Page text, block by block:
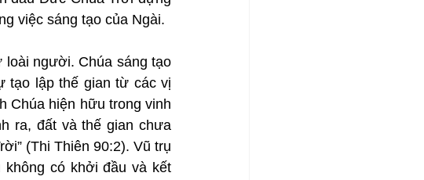
việc sáng tạo của Ngài.
loài người. Chúa sáng tạo
tạo lập thế gian từ các vị
Chúa hiện hữu trong vinh
ra, đất và thế gian chưa
(Thi Thiên 90:2). Vũ trụ
có khởi đầu và kết